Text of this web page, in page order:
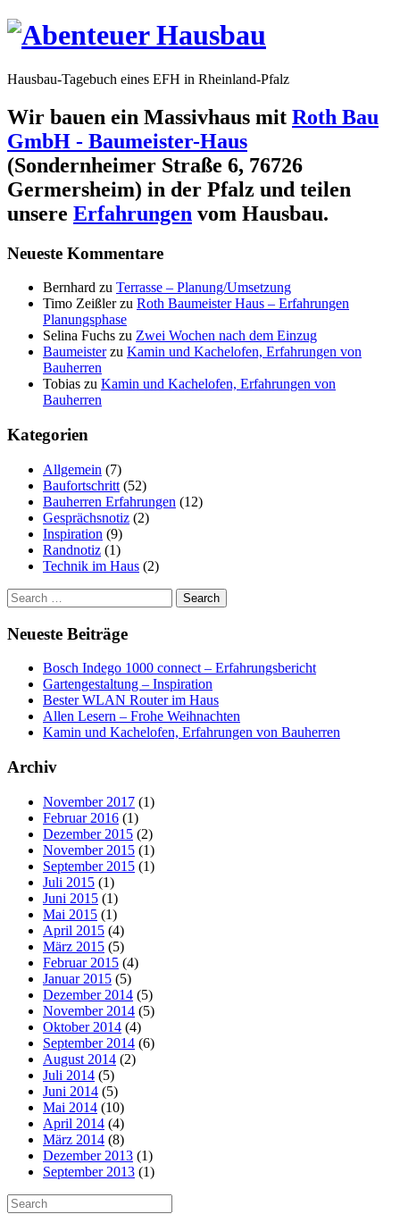
Hausbau-Tagebuch eines EFH in Rheinland-Pfalz
Wir bauen ein Massivhaus mit Roth Bau
GmbH - Baumeister-Haus
(Sondernheimer Straße 6, 76726
Germersheim) in der Pfalz und teilen
unsere Erfahrungen vom Hausbau.
Neueste Kommentare
Bernhard zu Terrasse – Planung/Umsetzung
Timo Zeißlerzu Roth Baumeister Haus – Erfahrungen
Planungsphase
Selina Fuchs zu Zwei Wochen nach dem Einzug
Baumeisterzu Kamin und Kachelofen, Erfahrungen von
Bauherren
Tobias zu Kamin und Kachelofen, Erfahrungen von
Bauherren
Kategorien
Allgemein (7)
Baufortschritt (52)
Bauherren Erfahrungen (12)
Gesprächsnotiz (2)
Inspiration (9)
Randnotiz (1)
Technik im Haus (2)
Search
for:
Neueste Beiträge
Bosch Indego 1000 connect – Erfahrungsbericht
Gartengestaltung – Inspiration
Bester WLAN Router im Haus
Allen Lesern – Frohe Weihnachten
Kamin und Kachelofen, Erfahrungen von Bauherren
Archiv
November 2017 (1)
Februar 2016 (1)
Dezember 2015 (2)
November 2015 (1)
September 2015 (1)
Juli 2015 (1)
Juni 2015 (1)
Mai 2015 (1)
April 2015 (4)
März 2015 (5)
Februar 2015 (4)
Januar 2015 (5)
Dezember 2014 (5)
November 2014 (5)
Oktober 2014 (4)
September 2014 (6)
August 2014 (2)
Juli 2014 (5)
Juni 2014 (5)
Mai 2014 (10)
April 2014 (4)
März 2014 (8)
Dezember 2013 (1)
September 2013 (1)